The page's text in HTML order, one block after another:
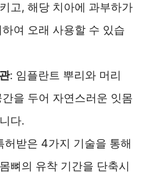
고, 해당 치아에 과부하가
여 오래 사용할 수 있습
: 임플란트 뿌리와 머리
을 두어 자연스러운 잇몸
다.
허받은 4가지 기술을 통해
뼈의 유착 기간을 단축시